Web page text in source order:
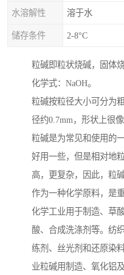
水溶解性 溶于水
储存条件 2-8°C
粒碱即粒状烧碱，固体
化学式：NaOH。
粒碱按粒径大小可分为
径约0.7mm，形状上很
粒碱是为常见和使用的
好用一些，但是相对地
高，更复杂，因此，粒
作为一种化学原料，是
化学工业用于制造、草
酸、合成洗涤剂等。纺
练剂、丝光剂和还原染
业粒碱用制造、氧化铝